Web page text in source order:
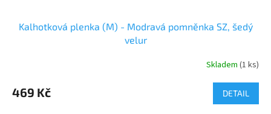
Kalhotková plenka (M) - Modravá pomněnka SZ, šedý
velur
Skladem (1 ks)
469 Kč DETAIL